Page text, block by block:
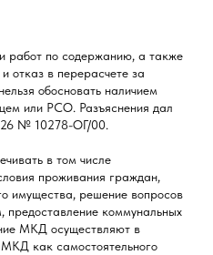
работ по содержанию, а также
отказ в перерасчете за
обосновать наличием
или РСО. Разъяснения дал
№ 10278-ОГ/00.
в том числе
проживания граждан,
имущества, решение вопросов
предоставление коммунальных
МКД осуществляют в
как самостоятельного